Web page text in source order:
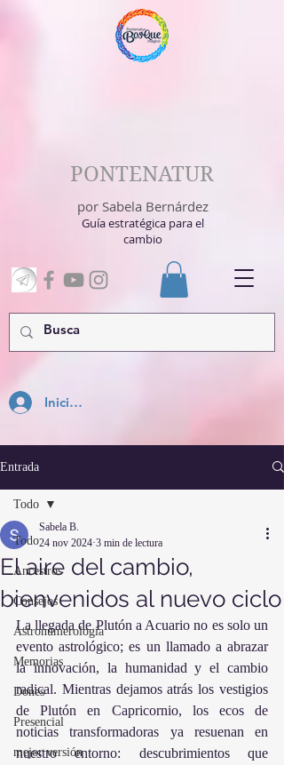
Inicia Sesión
PONTENATUR
por Sabela Bernárdez
Guía estratégica para el
cambio
Entrada
Todo
Ancestros
Consejos
Astronumerología
Memorias
Dones
Presencial
mejor versión
Todo
El aire del cambio,
bienvenidos al nuevo ciclo
Sabela B.
24 nov 2024 3 min de lectura
La llegada de Plutón a Acuario no es solo un
evento astrológico; es un llamado a abrazar
la innovación, la humanidad y el cambio
radical. Mientras dejamos atrás los vestigios
de Plutón en Capricornio, los ecos de
noticias transformadoras ya resuenan en
nuestro entorno: descubrimientos que